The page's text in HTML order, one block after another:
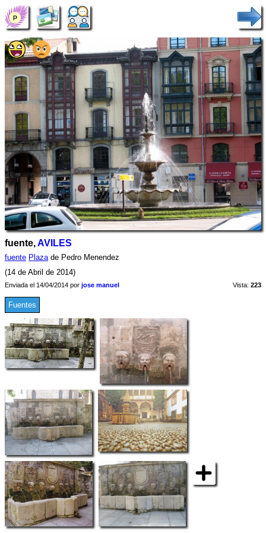
fuente,AVILES
fuente Plazade Pedro Menendez
(14 de Abril de 2014)
Enviada el 14/04/2014 por jose manuel Vista: 223
Fuentes